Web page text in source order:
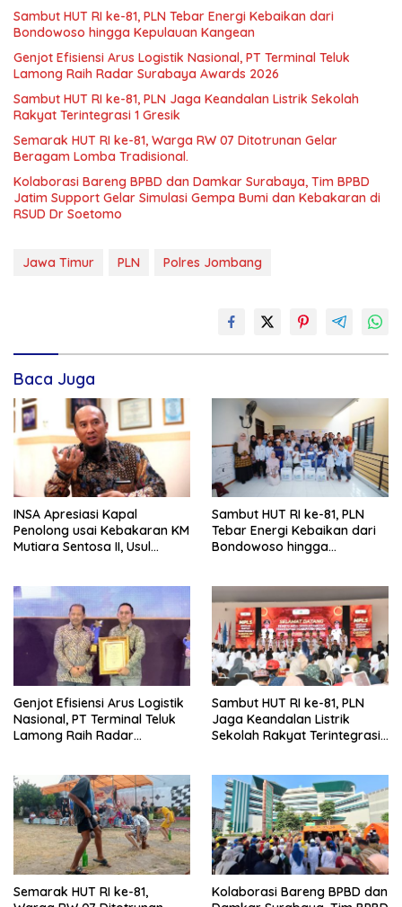
Sambut HUT RI ke-81, PLN Tebar Energi Kebaikan dari
Bondowoso hingga Kepulauan Kangean
Genjot Efisiensi Arus Logistik Nasional, PT Terminal Teluk
Lamong Raih Radar Surabaya Awards 2026
Sambut HUT RI ke-81, PLN Jaga Keandalan Listrik Sekolah
Rakyat Terintegrasi 1 Gresik
Semarak HUT RI ke-81, Warga RW 07 Ditotrunan Gelar
Beragam Lomba Tradisional.
Kolaborasi Bareng BPBD dan Damkar Surabaya, Tim BPBD
Jatim Support Gelar Simulasi Gempa Bumi dan Kebakaran di
RSUD Dr Soetomo
Jawa Timur PLN Polres Jombang
Baca Juga
INSA Apresiasi Kapal
Penolong usai Kebakaran KM
Mutiara Sentosa II, Usul
Sambut HUT RI ke-81, PLN
Tebar Energi Kebaikan dari
Bondowoso hingga
Genjot Efisiensi Arus Logistik
Nasional, PT Terminal Teluk
Lamong Raih Radar
Sambut HUT RI ke-81, PLN
Jaga Keandalan Listrik
Sekolah Rakyat Terintegrasi 1
Semarak HUT RI ke-81,
Kolaborasi Bareng BPBD dan